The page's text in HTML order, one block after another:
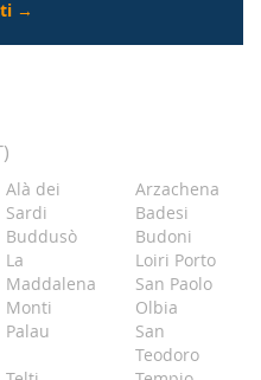
Alà dei
Sardi
Arzachena
Badesi
Buddusò
Budoni
La
Maddalena
Loiri Porto
San Paolo
Monti
Olbia
Palau
San
Teodoro